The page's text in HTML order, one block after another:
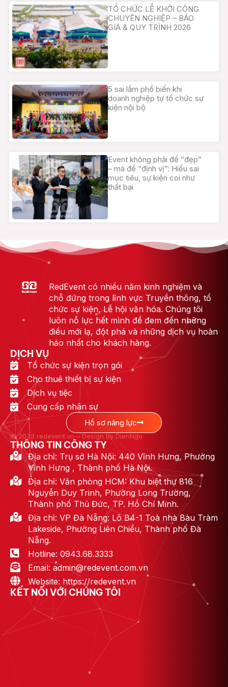
TỔ CHỨC LỄ KHỞI CÔNG
CHUYÊN NGHIỆP – BÁO
GIÁ & QUY TRÌNH 2026
5 sai lầm phổ biến khi
doanh nghiệp tự tổ chức sự
kiện nội bộ
Event không phải để “đẹp”
– mà để “định vị”: Hiểu sai
mục tiêu, sự kiện coi như
thất bại
RedEvent có nhiều năm kinh nghiệm và
chỗ đứng trong lĩnh vực Truyền thông, tổ
chức sự kiện, Lễ hội văn hóa. Chúng tôi
luôn nỗ lực hết mình để đem đến những
điều mới lạ, đột phá và những dịch vụ hoàn
hảo nhất cho khách hàng.
DỊCH VỤ
Tổ chức sự kiện trọn gói
Cho thuê thiết bị sự kiện
Dịch vụ tiệc
Cung cấp nhân sự
Hồ sơ năng lực
© 2023 redevent.vn – Design by DienNgo
THÔNG TIN CÔNG TY
Địa chỉ: Trụ sở Hà Nội: 440 Vĩnh Hưng, Phường
Vĩnh Hưng , Thành phố Hà Nội.
Địa chỉ: Văn phòng HCM: Khu biệt thự 816
Nguyễn Duy Trinh, Phường Long Trường,
Thành phố Thủ Đức, TP. Hồ Chí Minh.
Địa chỉ: VP Đà Nẵng: Lô B4-1 Toà nhà Bàu Tràm
Lakeside, Phường Liên Chiểu, Thành phố Đà
Nẵng.
Hotline: 0943.68.3333
Email: admin@redevent.com.vn
Website: https://redevent.vn
KẾT NỐI VỚI CHÚNG TÔI